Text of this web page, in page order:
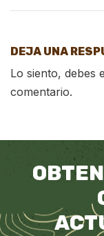
DEJA UNA
Lo siento, debes
comentario.